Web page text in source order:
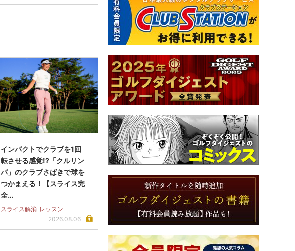
インパクトでクラブを1回
転させる感覚!?「クルリン
パ」のクラブさばきで球を
つかまえる！【スライス完
全…
スライス解消 レッスン
2026.08.06